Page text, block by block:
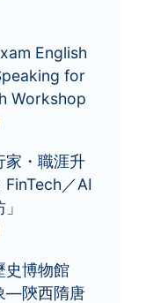
English
for
Workshop
家・職涯升
／AI
史博物館
—陝西隋唐